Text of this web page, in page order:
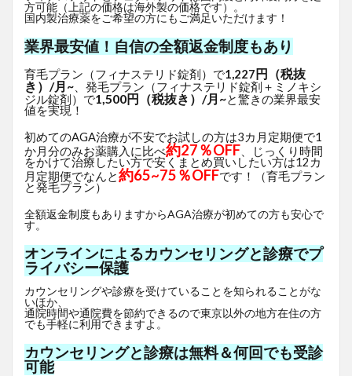
方可能（上記の価格は海外製の価格です）。
国内製治療薬をご希望の方にもご満足いただけます！
業界最安値！自信の全額返金制度もあり
育毛プラン（フィナステリド錠剤）で1,227円（税抜
き）/月~ 、発毛プラン（フィナステリド錠剤＋ミノキシ
ジル錠剤）で1,500円（税抜き）/月~と驚きの業界最安
値を実現！
初めてのAGA治療が不安でお試しの方は3カ月定期便で1
か月分のみお薬購入に比べ約27％OFF 、じっくり時間
をかけて治療したい方で安くまとめ買いしたい方は12カ
月定期便でなんと約65~75％OFFです！（育毛プラン
と発毛プラン）
全額返金制度もありますからAGA治療が初めての方も安心で
す。
オンラインによるカウンセリングと診療でプ
ライバシー保護
カウンセリングや診療を受けていることを知られることがな
いほか、
通院時間や通院費を節約できるので東京以外の地方在住の方
でも手軽に利用できますよ。
カウンセリングと診療は無料＆何回でも受診
可能